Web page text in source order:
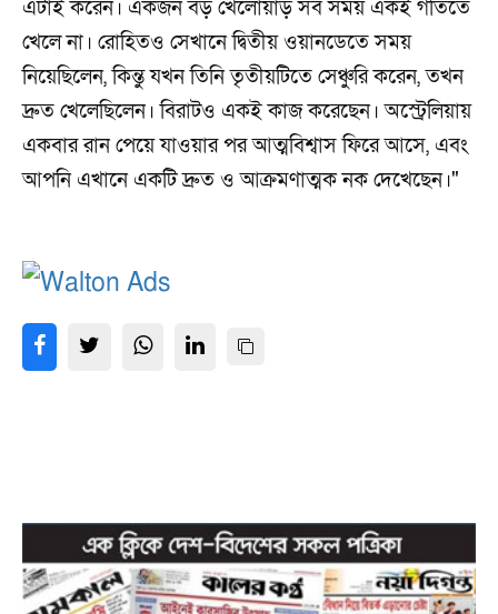
এটাই করেন। একজন বড় খেলোয়াড় সব সময় একই গতিতে
খেলে না। রোহিতও সেখানে দ্বিতীয় ওয়ানডেতে সময়
নিয়েছিলেন, কিন্তু যখন তিনি তৃতীয়টিতে সেঞ্চুরি করেন, তখন
দ্রুত খেলেছিলেন। বিরাটও একই কাজ করেছেন। অস্ট্রেলিয়ায়
একবার রান পেয়ে যাওয়ার পর আত্মবিশ্বাস ফিরে আসে, এবং
আপনি এখানে একটি দ্রুত ও আক্রমণাত্মক নক দেখেছেন।"